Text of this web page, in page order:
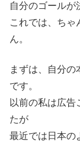
自分のゴールが
これでは、ちゃ
ん。
まずは、自分
です。
以前の私は広告
たが
最近では日本の